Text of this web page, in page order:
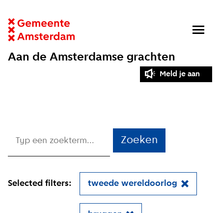
Aan de Amsterdamse grachten
Meld je aan
Zoeken
Selected filters: tweede wereldoorlog